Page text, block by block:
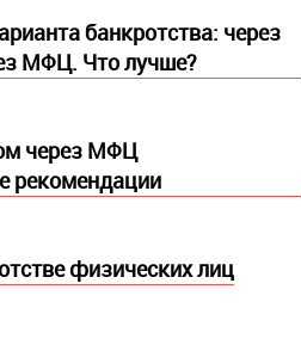
банкротства: через
МФЦ. Что лучше?
через МФЦ
рекомендации
физических лиц